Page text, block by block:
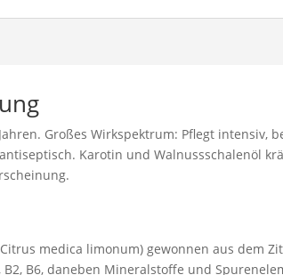
Großes Wirkspektrum: Pflegt
Karotin und Walnussschalenöl
medica limonum) gewonnen aus dem
B2, B6, daneben Mineralstoffe und